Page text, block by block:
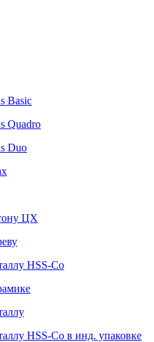
Basic
Quadro
Duo
ЦХ
HSS-Co
HSS-Co в инд. упаковке